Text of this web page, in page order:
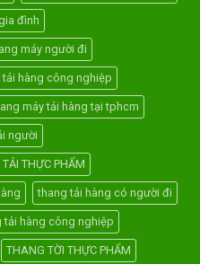
đình
máy người đi
tải hàng công nghiệp
máy tải hàng tại tphcm
người
THỰC PHẨM
thang tải hàng có người đi
tải hàng công nghiệp
THANG TỜI THỰC PHẨM